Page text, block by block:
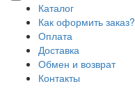
Каталог
Как оформить заказ?
Оплата
Доставка
Обмен и возврат
Контакты